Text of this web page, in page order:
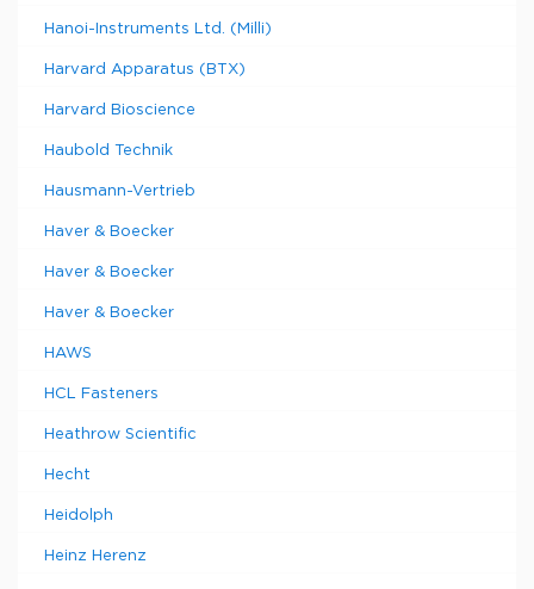
Hanoi-Instruments Ltd. (Milli)
Harvard Apparatus (BTX)
Harvard Bioscience
Haubold Technik
Hausmann-Vertrieb
Haver & Boecker
Haver & Boecker
Haver & Boecker
HAWS
HCL Fasteners
Heathrow Scientific
Hecht
Heidolph
Heinz Herenz